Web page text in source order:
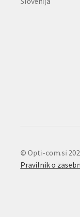
© Opti-com.si
Pravilnik o